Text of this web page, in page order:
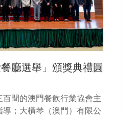
廳選舉」頒獎典禮圓
間的澳門餐飲行業協會主
；大橫琴（澳門）有限公